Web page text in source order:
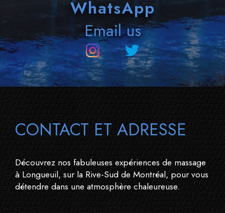
WhatsApp
Email us
CONTACT ET ADRESSE
Découvrez nos fabuleuses expériences de massage
à Longueuil, sur la Rive-Sud de Montréal, pour vous
détendre dans une atmosphère chaleureuse.